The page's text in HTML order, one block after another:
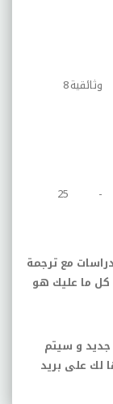
وثائقية8
-
25
مع ترجمة
ما عليك هو
و سيتم
لك على بريد